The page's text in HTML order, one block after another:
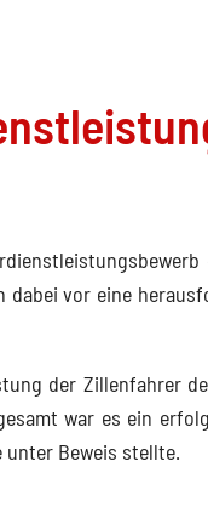
dabei vor eine
der Zillenfahrer
war es ein
unter Beweis stellte.